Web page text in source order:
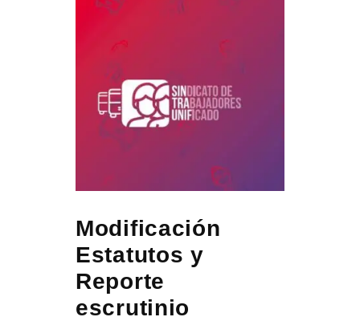
Modificación
Estatutos y
Reporte
escrutinio